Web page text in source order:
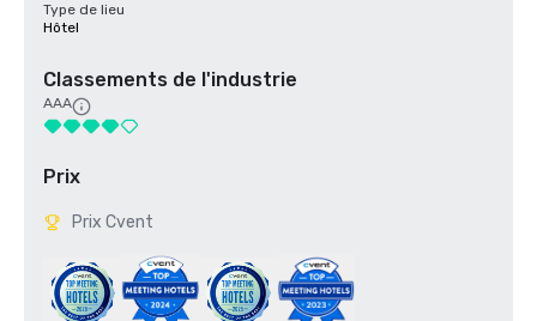
Type de lieu
Hôtel
Classements de l'industrie
AAA
Prix
Prix Cvent